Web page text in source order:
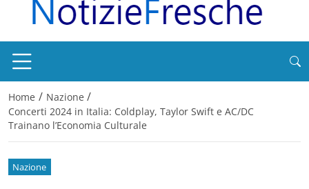
Home / Nazione /
Concerti 2024 in Italia: Coldplay, Taylor Swift e AC/DC
Trainano l’Economia Culturale
Nazione